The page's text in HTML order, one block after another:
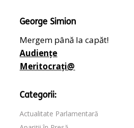
George Simion
Mergem până la capăt!
Audiențe
Meritocrați@
Categorii:
Actualitate Parlamentară